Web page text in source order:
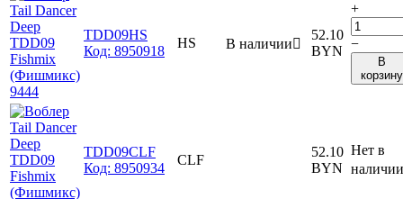
TDD09HS
Код: 8950918
HS В наличии
52.10
BYN
+
−
В
корзину
TDD09CLF
Код: 8950934
CLF
52.10
BYN
Нет в
наличии